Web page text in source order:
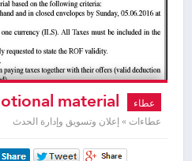
عطاء
عطاءات » إعلان وتسويق وإدارة الحدث